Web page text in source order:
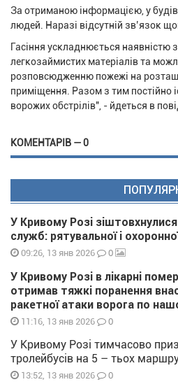
За отриманою інформацією, у
людей. Наразі відсутній звʼязок
Гасіння ускладнюється наявністю
легкозаймистих матеріалів та
розповсюдженню пожежі на
приміщення. Разом з тим постійно
ворожих обстрілів", - йдеться в
КОМЕНТАРІВ — 0
У Кривому Розі
служб: рятувальної і
09:26, 13 янв 2026 0
У Кривому Розі в лікарні
отримав тяжкі поранення
ракетної атаки ворога по
11:16, 13 янв 2026 0
У Кривому Розі тимчасово
тролейбусів на 5 – тьох
13:52, 13 янв 2026 0